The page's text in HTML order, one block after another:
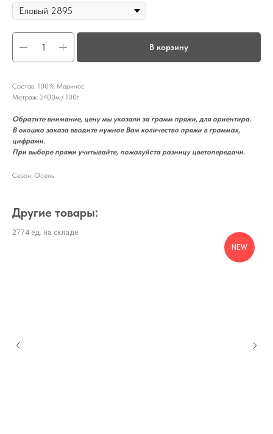
В корзину
Состав: 100% Меринос
Метраж: 2400м / 100г
Обратите внимание, цену мы указали за грамм пряжи, для ориентира.
В окошко заказа вводите нужное Вам количество пряжи в граммах,
цифрами.
При выборе пряжи учитывайте, пожалуйста разницу цветопередачи.
Сезон: Осень
Другие товары:
NEW